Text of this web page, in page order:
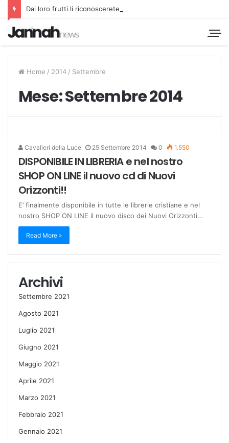
Dai loro frutti li riconoscerete
Home / 2014 / Settembre
Mese:Settembre 2014
Cavalieri della Luce 25 Settembre 2014 0 1.550
DISPONIBILE IN LIBRERIA e nel nostro
SHOP ON LINE il nuovo cd di Nuovi
Orizzonti!!
E’ finalmente disponibile in tutte le librerie cristiane e nel
nostro SHOP ON LINE il nuovo disco dei Nuovi Orizzonti…
Read More »
Archivi
Settembre 2021
Agosto 2021
Luglio 2021
Giugno 2021
Maggio 2021
Aprile 2021
Marzo 2021
Febbraio 2021
Gennaio 2021